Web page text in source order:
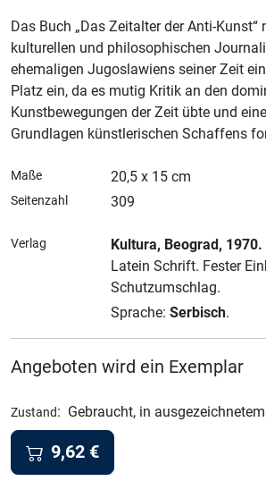
Das Buch „Das Zeitalter der Anti-Kunst“
kulturellen und philosophischen
ehemaligen Jugoslawiens seiner Zeit
Platz ein, da es mutig Kritik an den
Kunstbewegungen der Zeit übte und
Grundlagen künstlerischen Schaffens
Maße 20,5 x 15 cm
Seitenzahl 309
Verlag Kultura, Beograd, 1970.
Latein Schrift. Fester
Schutzumschlag.
Sprache: Serbisch.
Angeboten wird ein Exemplar
Zustand: Gebraucht, in
9,62 €